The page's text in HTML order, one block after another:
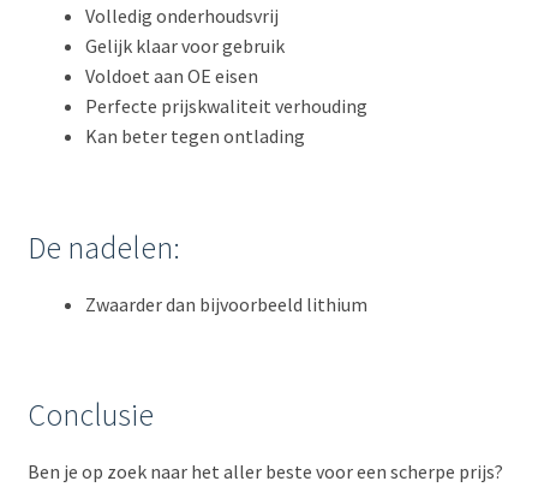
Volledig onderhoudsvrij
Gelijk klaar voor gebruik
Voldoet aan OE eisen
Perfecte prijskwaliteit verhouding
Kan beter tegen ontlading
De nadelen:
Zwaarder dan bijvoorbeeld lithium
Conclusie
Ben je op zoek naar het aller beste voor een scherpe prijs?